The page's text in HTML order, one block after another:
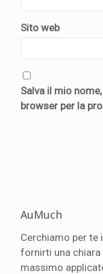
Sito web
Salva il mio
browser per la
AuMuch
Cerchiamo per
fornirti una
massimo